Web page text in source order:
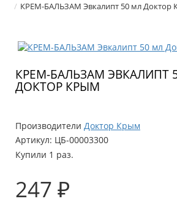
КРЕМ-БАЛЬЗАМ Эвкалипт 50 мл Доктор
КРЕМ-БАЛЬЗАМ ЭВКАЛИПТ
ДОКТОР КРЫМ
Производители Доктор Крым
Артикул: ЦБ-00003300
Купили 1 раз.
247 ₽